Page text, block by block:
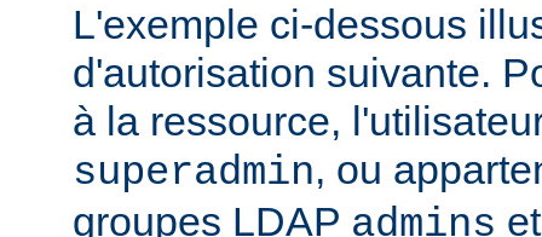
L'exemple ci-dessous
d'autorisation suivante.
à la ressource,
superadmin, ou
groupes LDAP admins et